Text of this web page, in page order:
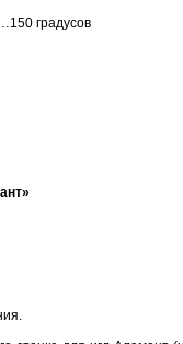
градусов